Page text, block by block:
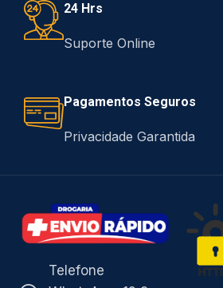
24 Hrs
Suporte Online
Pagamentos Seguros
Privacidade Garantida
Telefone